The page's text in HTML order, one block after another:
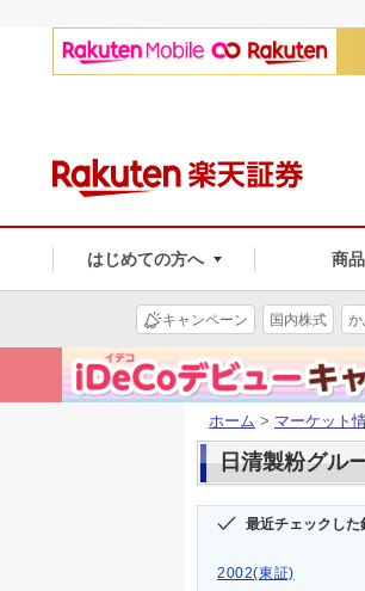
はじめての方へ 商品
キャンペーン 国内株式 か
ホーム > マーケット
日清製粉グル
最近チェックした
2002(東証)